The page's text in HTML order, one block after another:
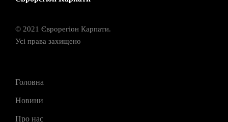
© 2021 Єврорегіон Карпати.
Усі права захищено
Головна
Новини
Про нас